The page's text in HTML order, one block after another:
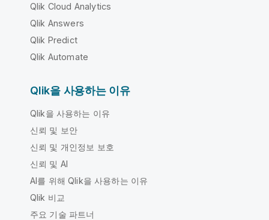
Qlik Cloud Analytics
Qlik Answers
Qlik Predict
Qlik Automate
Qlik을 사용하는 이유
Qlik을 사용하는 이유
신뢰 및 보안
신뢰 및 개인정보 보호
신뢰 및 AI
AI를 위해 Qlik을 사용하는 이유
Qlik 비교
주요 기술 파트너